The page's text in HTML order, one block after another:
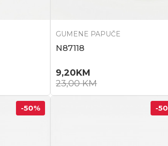
GUMENE PAPUČE
N87118
9,20KM
23,00KM
-50% -50